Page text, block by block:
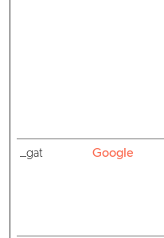
_gat Google